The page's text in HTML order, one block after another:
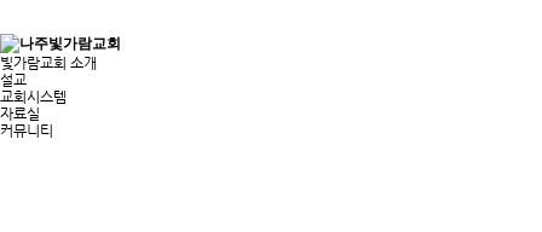
빛가람교회 소개
설교
교회시스템
자료실
커뮤니티